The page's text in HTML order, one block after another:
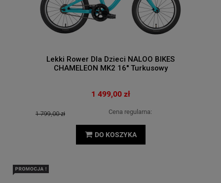
Lekki Rower Dla Dzieci NALOO BIKES
CHAMELEON MK2 16'' Turkusowy
1 499,00 zł
Cena regularna:
1 799,00 zł
DO KOSZYKA